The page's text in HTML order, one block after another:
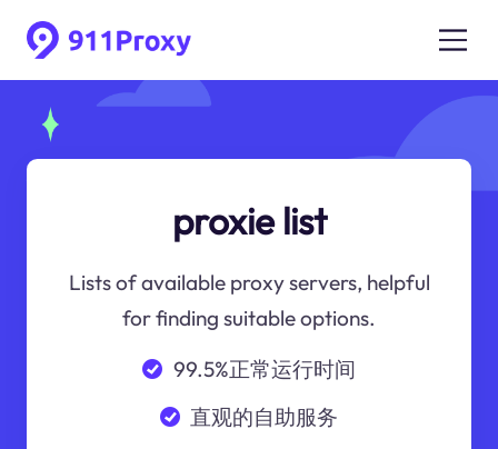
proxie list
Lists of available proxy servers, helpful
for finding suitable options.
99.5%正常运行时间
直观的自助服务